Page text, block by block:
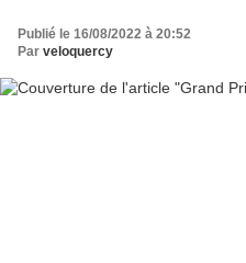
Publié le 16/08/2022 à 20:52
Par veloquercy